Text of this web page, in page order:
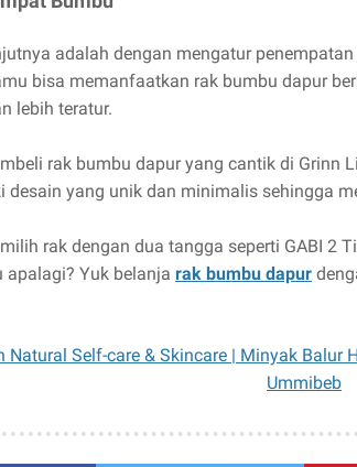
adalah dengan mengatur
bisa memanfaatkan rak bumbu dapur
lebih teratur.
rak bumbu dapur yang cantik di Grinn
desain yang unik dan minimalis sehingga
rak dengan dua tangga seperti GABI 2
apalagi? Yuk belanja rak bumbu dapur